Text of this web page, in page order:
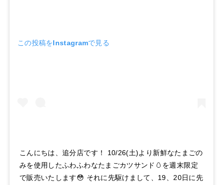
この投稿をInstagramで見る
こんにちは、追分店です！ 10/26(土)より新鮮なたまごの
みを使用したふわふわなたまごカツサンド🥚を週末限定
で販売いたします😳 それに先駆けまして、19、20日に先